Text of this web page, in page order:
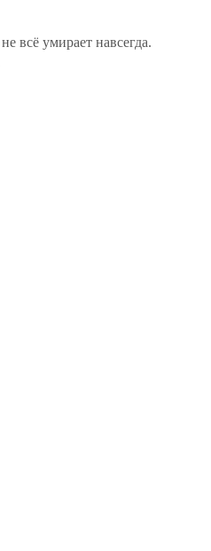
всё умирает навсегда.